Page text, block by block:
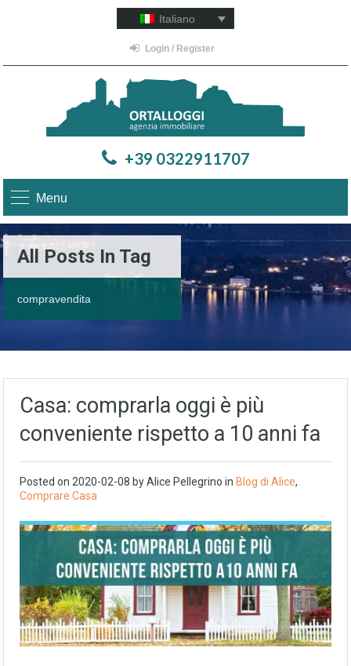
Italiano
Login / Register
+39 0322911707
Menu
All Posts In Tag
compravendita
Casa: comprarla oggi è più
conveniente rispetto a 10 anni fa
Posted on 2020-02-08 byAlice Pellegrino in Blog di Alice,
Comprare Casa